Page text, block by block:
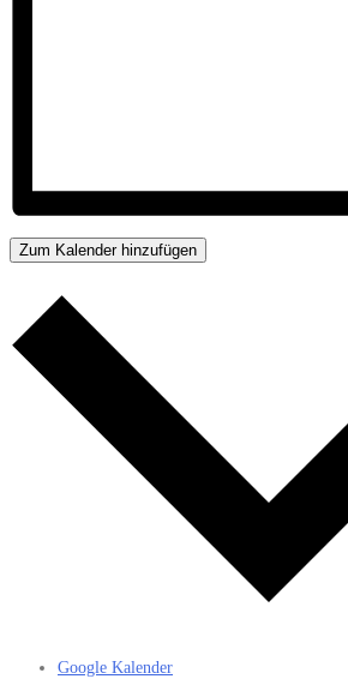
Zum Kalender hinzufügen
Google Kalender